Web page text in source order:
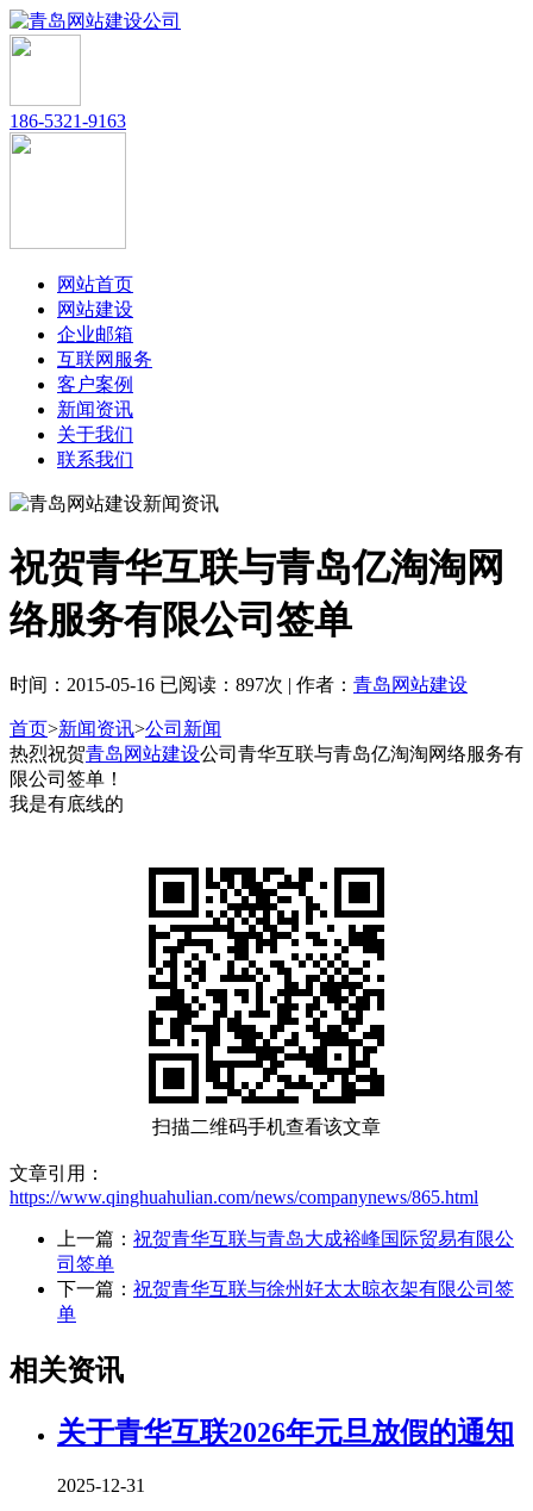
186-5321-9163
网站首页
网站建设
企业邮箱
互联网服务
客户案例
新闻资讯
关于我们
联系我们
祝贺青华互联与青岛亿淘淘网
络服务有限公司签单
时间：2015-05-16 已阅读：897次 | 作者： 青岛网站建设
首页>新闻资讯>公司新闻
热烈祝贺青岛网站建设公司青华互联与青岛亿淘淘网络服务有
限公司签单！
我是有底线的
扫描二维码手机查看该文章
文章引用：
https://www.qinghuahulian.com/news/companynews/865.html
上一篇： 祝贺青华互联与青岛大成裕峰国际贸易有限公
司签单
下一篇： 祝贺青华互联与徐州好太太晾衣架有限公司签
单
相关资讯
关于青华互联2026年元旦放假的通知
2025-12-31